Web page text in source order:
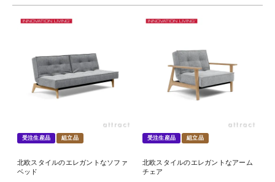
受注生産品 組立品
北欧スタイルのエレガントなソファ
ベッド
受注生産品 組立品
北欧スタイルのエレガントなアーム
チェア